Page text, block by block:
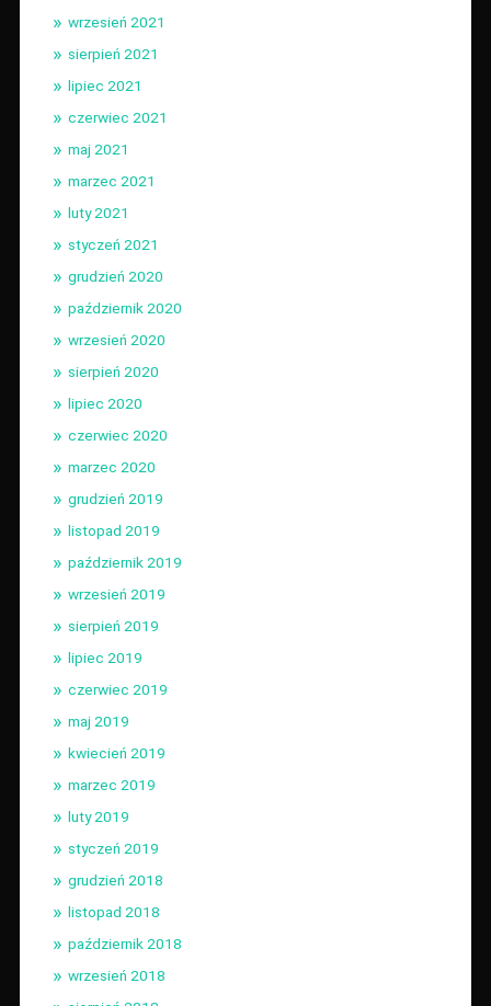
wrzesień 2021
sierpień 2021
lipiec 2021
czerwiec 2021
maj 2021
marzec 2021
luty 2021
styczeń 2021
grudzień 2020
październik 2020
wrzesień 2020
sierpień 2020
lipiec 2020
czerwiec 2020
marzec 2020
grudzień 2019
listopad 2019
październik 2019
wrzesień 2019
sierpień 2019
lipiec 2019
czerwiec 2019
maj 2019
kwiecień 2019
marzec 2019
luty 2019
styczeń 2019
grudzień 2018
listopad 2018
październik 2018
wrzesień 2018